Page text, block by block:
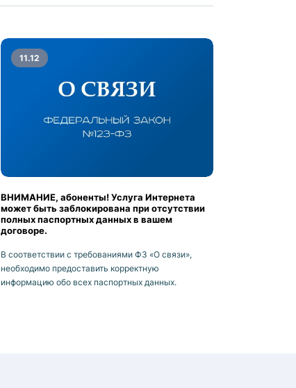
11.12
ВНИМАНИЕ, абоненты! Услуга Интернета
может быть заблокирована при отсутствии
полных паспортных данных в вашем
договоре.
В соответствии с требованиями ФЗ «О связи»,
необходимо предоставить корректную
информацию обо всех паспортных данных.